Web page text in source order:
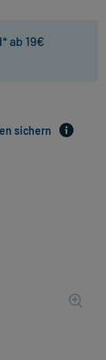
ab 19€
sichern